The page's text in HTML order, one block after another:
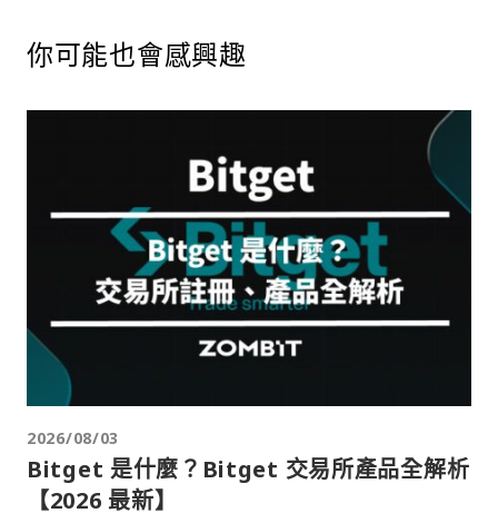
你可能也會感興趣
2026/08/03
Bitget 是什麼？Bitget 交易所產品全解析
【2026 最新】